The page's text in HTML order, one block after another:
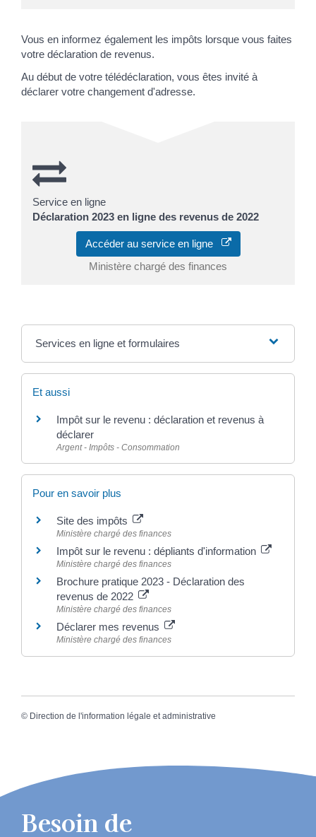
Vous en informez également les impôts lorsque vous faites
votre déclaration de revenus.
Au début de votre télédéclaration, vous êtes invité à
déclarer votre changement d'adresse.
Service en ligne
Déclaration 2023 en ligne des revenus de 2022
Accéder au service en ligne
Ministère chargé des finances
Services en ligne et formulaires
Et aussi
Impôt sur le revenu : déclaration et revenus à
déclarer
Argent - Impôts - Consommation
Pour en savoir plus
Site des impôts
Ministère chargé des finances
Impôt sur le revenu : dépliants d'information
Ministère chargé des finances
Brochure pratique 2023 - Déclaration des
revenus de 2022
Ministère chargé des finances
Déclarer mes revenus
Ministère chargé des finances
© Direction de l'information légale et administrative
Besoin de